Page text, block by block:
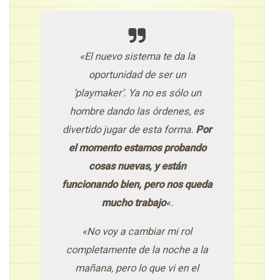
«El nuevo sistema te da la
oportunidad de ser un
‘playmaker’. Ya no es sólo un
hombre dando las órdenes, es
divertido jugar de esta forma. Por
el momento estamos probando
cosas nuevas, y están
funcionando bien, pero nos queda
mucho trabajo«.
«No voy a cambiar mi rol
completamente de la noche a la
mañana, pero lo que vi en el